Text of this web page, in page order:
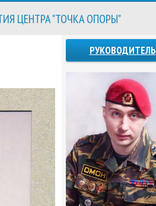
ЦЕНТРА "ТОЧКА ОПОРЫ"
РУКОВОДИТЕЛЬ